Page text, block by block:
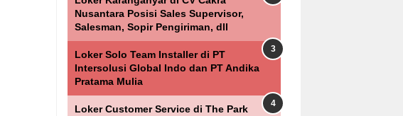
Nusantara Posisi Sales Supervisor,
Salesman, Sopir Pengiriman, dll
Loker Solo Team Installer di PT
Intersolusi Global Indo dan PT Andika
Pratama Mulia
Loker Customer Service di The Park